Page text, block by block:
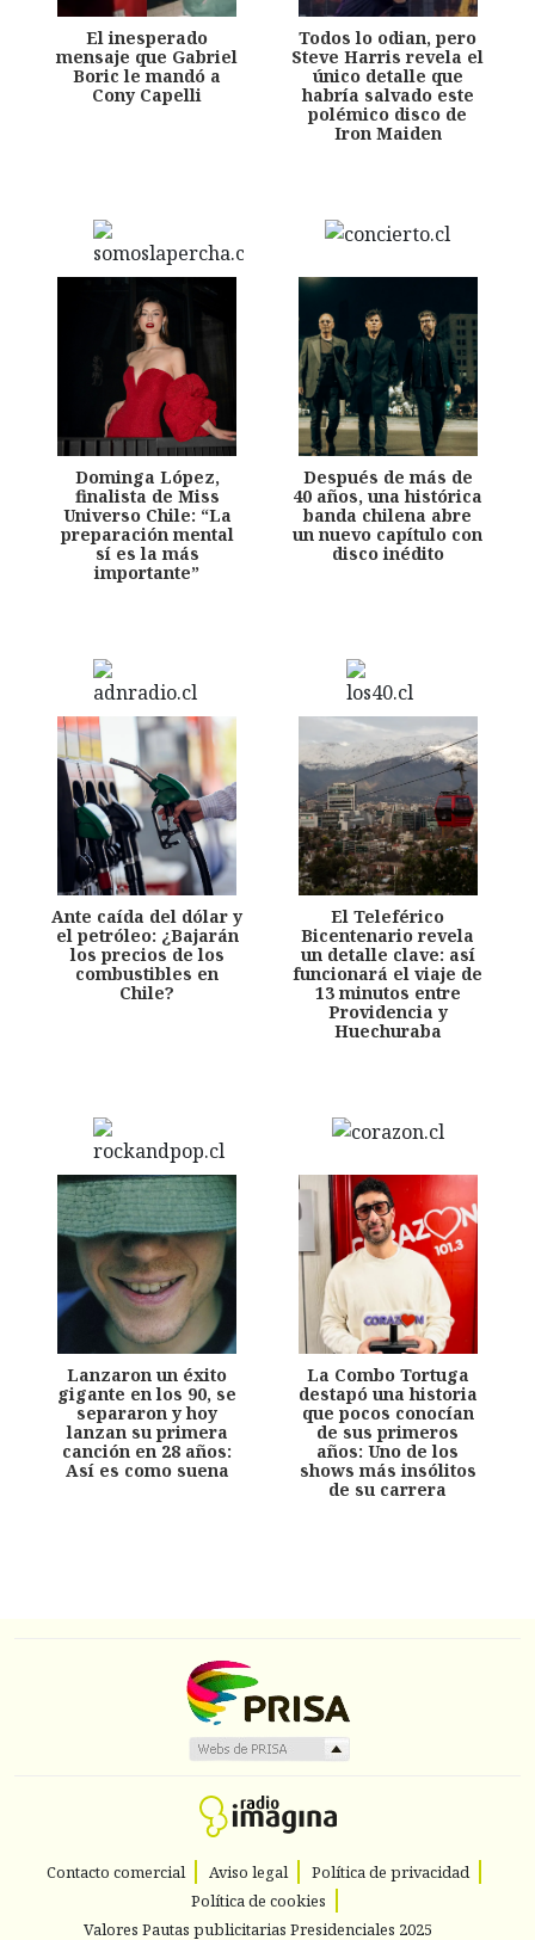
El inesperado
mensaje que Gabriel
Boric le mandó a
Cony Capelli
Todos lo odian, pero
Steve Harris revela el
único detalle que
habría salvado este
polémico disco de
Iron Maiden
Dominga López,
finalista de Miss
Universo Chile: “La
preparación mental
sí es la más
importante”
Después de más de
40 años, una histórica
banda chilena abre
un nuevo capítulo con
disco inédito
Ante caída del dólar y
el petróleo: ¿Bajarán
los precios de los
combustibles en
Chile?
El Teleférico
Bicentenario revela
un detalle clave: así
funcionará el viaje de
13 minutos entre
Providencia y
Huechuraba
Lanzaron un éxito
gigante en los 90, se
separaron y hoy
lanzan su primera
canción en 28 años:
Así es como suena
La Combo Tortuga
destapó una historia
que pocos conocían
de sus primeros
años: Uno de los
shows más insólitos
de su carrera
Contacto comercial Aviso legal
Política de privacidad
Política de cookies
Valores Pautas publicitarias Presidenciales 2025